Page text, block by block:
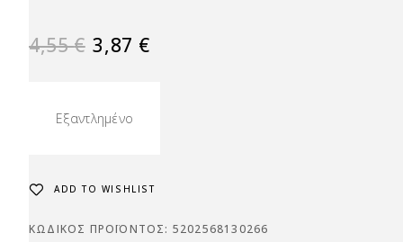
4,55€ 3,87 €
Εξαντλημένο
ADD TO WISHLIST
ΚΩΔΙΚΌΣ ΠΡΟΪΌΝΤΟΣ: 5202568130266